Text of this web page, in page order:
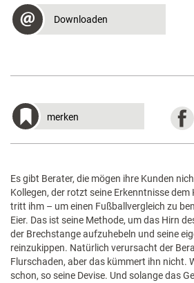
Downloaden
merken
Es gibt Berater, die mögen ihre Kunden
Kollegen, der rotzt seine Erkenntnisse
tritt ihm – um einen Fußballvergleich zu
Eier. Das ist seine Methode, um das Hirn
der Brechstange aufzuhebeln und seine
reinzukippen. Natürlich verursacht der
Flurschaden, aber das kümmert ihn nicht.
schon, so seine Devise. Und solange das